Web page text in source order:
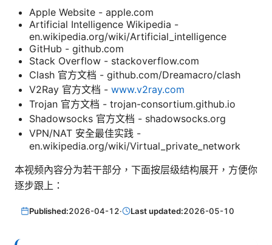
Apple Website - apple.com
Artificial Intelligence Wikipedia -
en.wikipedia.org/wiki/Artificial_intelligence
GitHub - github.com
Stack Overflow - stackoverflow.com
Clash 官方文档 - github.com/Dreamacro/clash
V2Ray 官方文档 - www.v2ray.com
Trojan 官方文档 - trojan-consortium.github.io
Shadowsocks 官方文档 - shadowsocks.org
VPN/NAT 安全最佳实践 -
en.wikipedia.org/wiki/Virtual_private_network
本视频內容分为若干部分，下面按层级结构展开，方便你
逐步跟上：
Published:2026-04-12· Last updated:2026-05-10